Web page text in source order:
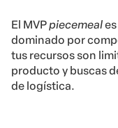
El MVPpiecemeal
dominado por
tus recursos son
producto y buscas
de logística.